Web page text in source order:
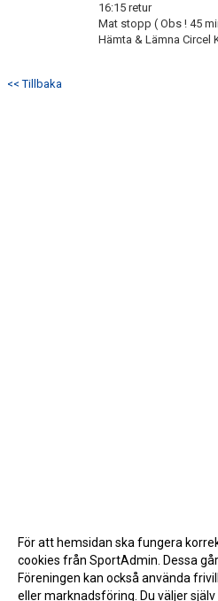
16:15 retur
Mat stopp ( Obs ! 45
Hämta & Lämna Circel
<< Tillbaka
För att hemsidan ska fungera
cookies från SportAdmin. Dessa
Föreningen kan också använda
eller marknadsföring. Du väljer